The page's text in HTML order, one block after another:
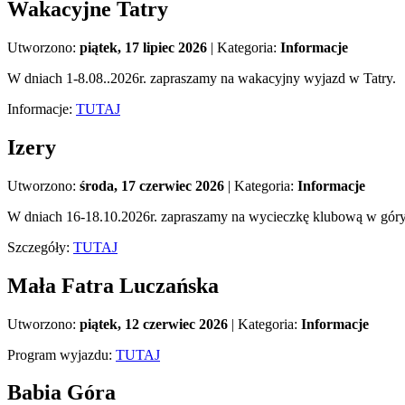
Wakacyjne Tatry
Utworzono: piątek, 17 lipiec 2026 | Kategoria: Informacje
W dniach 1-8.08..2026r. zapraszamy na wakacyjny wyjazd w Tatry.
Informacje: TUTAJ
Izery
Utworzono: środa, 17 czerwiec 2026 | Kategoria: Informacje
W dniach 16-18.10.2026r. zapraszamy na wycieczkę klubową w
Szczegóły: TUTAJ
Mała Fatra Luczańska
Utworzono: piątek, 12 czerwiec 2026 | Kategoria: Informacje
Program wyjazdu: TUTAJ
Babia Góra